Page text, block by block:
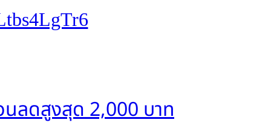
นลดสูงสุด 2,000 บาท